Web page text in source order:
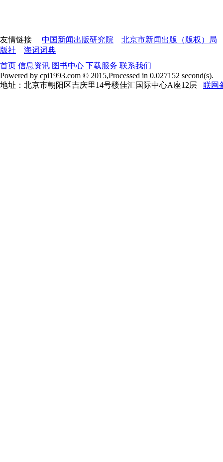
友情链接 中国新闻出版研究院
北京市新闻出版（版权）局
版社
海词词典
首页 信息资讯 图书中心 下载服务 联系我们
Powered by cpi1993.com © 2015,Processed in 0.027152 second(s).
地址：北京市朝阳区吉庆里14号楼佳汇国际中心A座12层 联网